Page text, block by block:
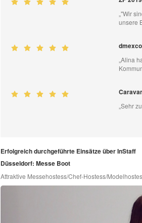
„"Wir
unsere
„Alina
„Sehr
Erfolgreich durchgeführte Einsätze über InStaff
Düsseldorf: Messe Boot
Attraktive Messehostess/Chef-Hostess/